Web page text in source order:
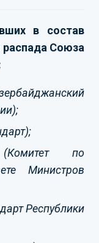
в состав
Союза
(Комитет по
Министров
Республики